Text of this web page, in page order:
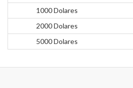
1000 Dolares
2000 Dolares
5000 Dolares